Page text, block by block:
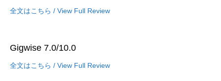
全文はこちら / View Full Review
Gigwise 7.0/10.0
全文はこちら / View Full Review